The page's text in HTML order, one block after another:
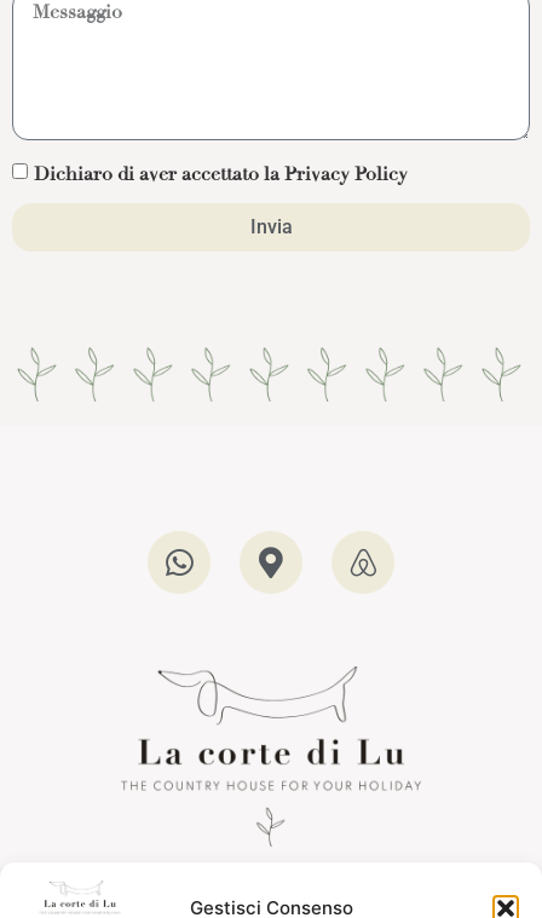
Gestisci Consenso
Dichiaro di aver accettato la Privacy Policy
Invia
La corte di Lu